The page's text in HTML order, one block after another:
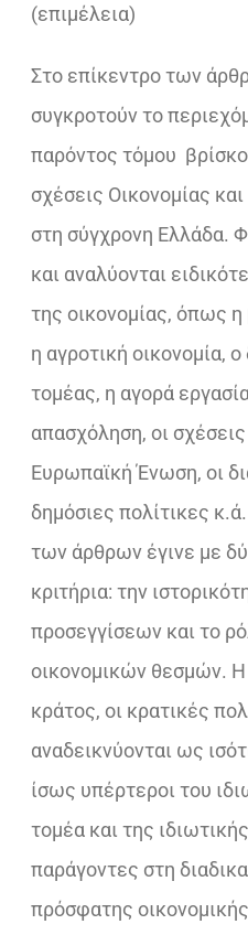
(επιµέλεια)
Στο επίκεντρο των
συγκροτούν το
παρόντος τόμου
σχέσεις Οικονομίας
στη σύγχρονη Ελλάδα.
και αναλύονται
της οικονομίας, όπως η
η αγροτική οικονομία,
τομέας, η αγορά
απασχόληση, οι
Ευρωπαϊκή Ένωση, οι
δημόσιες πολίτικες
των άρθρων έγινε με
κριτήρια: την
προσεγγίσεων και το
οικονομικών θεσμών. Η
κράτος, οι κρατικές
αναδεικνύονται ως
ίσως υπέρτεροι του
τομέα και της
παράγοντες στη
πρόσφατης